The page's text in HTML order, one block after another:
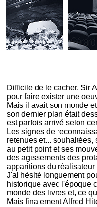
Difficile de le cacher, Sir
pour faire exister une
Mais il avait son monde
son dernier plan était
est parfois arrivé selon
Les signes de
retenues et...
au petit point et ses
des agissements des
apparitions du
J'ai hésité longuement
historique avec l'époque
monde des livres et, ce
Mais finalement Alfred